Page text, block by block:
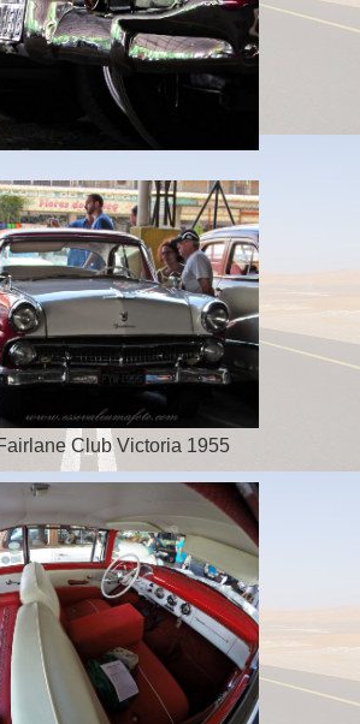
Club Victoria 1955